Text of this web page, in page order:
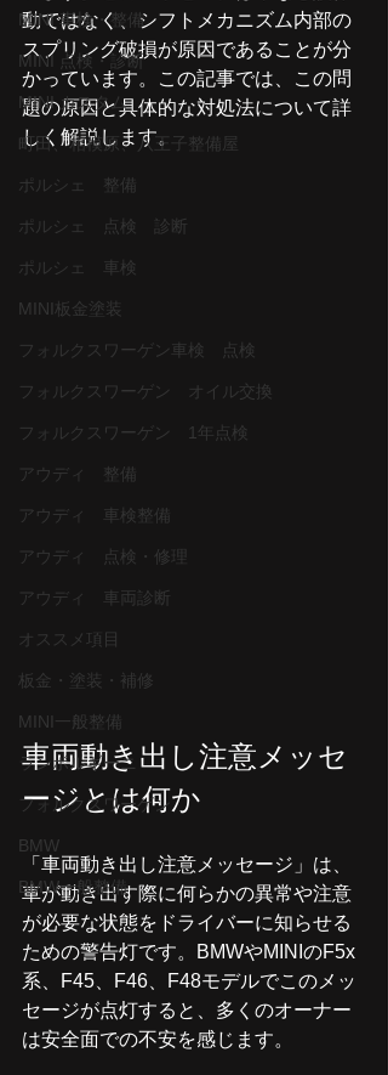
MINI 車検・整備
MINI 点検・診断
MINI カスタム
町田、相模原、八王子整備屋
ポルシェ 整備
ポルシェ 点検 診断
ポルシェ 車検
MINI板金塗装
フォルクスワーゲン車検 点検
フォルクスワーゲン オイル交換
フォルクスワーゲン 1年点検
アウディ 整備
アウディ 車検整備
アウディ 点検・修理
アウディ 車両診断
オススメ項目
板金・塗装・補修
MINI一般整備
ランボルギーニ
フォルクスワーゲン
BMW
BMW一般整備
動ではなく、シフトメカニズム内部の
スプリング破損が原因であることが分
かっています。この記事では、この問
題の原因と具体的な対処法について詳
しく解説します。
車両動き出し注意メッセ
ージとは何か
「車両動き出し注意メッセージ」は、
車が動き出す際に何らかの異常や注意
が必要な状態をドライバーに知らせる
ための警告灯です。BMWやMINIのF5x
系、F45、F46、F48モデルでこのメッ
セージが点灯すると、多くのオーナー
は安全面での不安を感じます。